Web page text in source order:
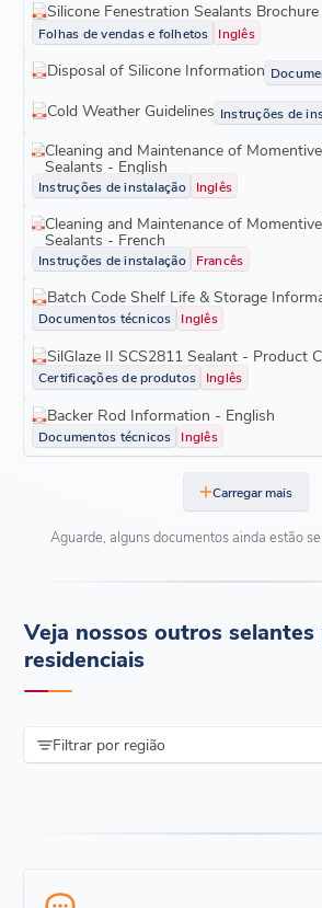
Silicone Fenestration Sealants
Folhas de vendas e folhetos Inglês
Disposal of Silicone Information
Cold Weather Guidelines Instruções de
Cleaning and Maintenance of
Sealants - English
Instruções de instalação Inglês
Cleaning and Maintenance of
Sealants - French
Instruções de instalação Francês
Batch Code Shelf Life & Storage
Documentos técnicos Inglês
SilGlaze II SCS2811 Sealant - Product
Certificações de produtos Inglês
Backer Rod Information - English
Documentos técnicos Inglês
Carregar mais
Aguarde, alguns documentos ainda estão
Veja nossos outros
residenciais
Filtrar por região